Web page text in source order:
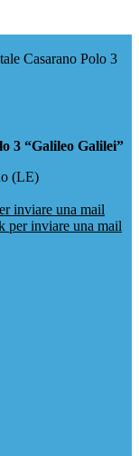
Casarano Polo 3
3 “Galileo Galilei”
(LE)
inviare una mail
per inviare una mail